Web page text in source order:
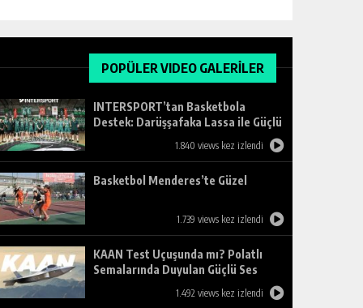
POPÜLER VIDEO GALERİLER
INTERSPORT’tan Basketbola
Destek: Darüşşafaka Lassa ile Güçlü
1.840 views kez izlendi
Basketbol Menderes’te Güzel
1.739 views kez izlendi
KAAN Test Uçuşunda mı? Polatlı
Semalarında Duyulan Güçlü Ses
1.492 views kez izlendi